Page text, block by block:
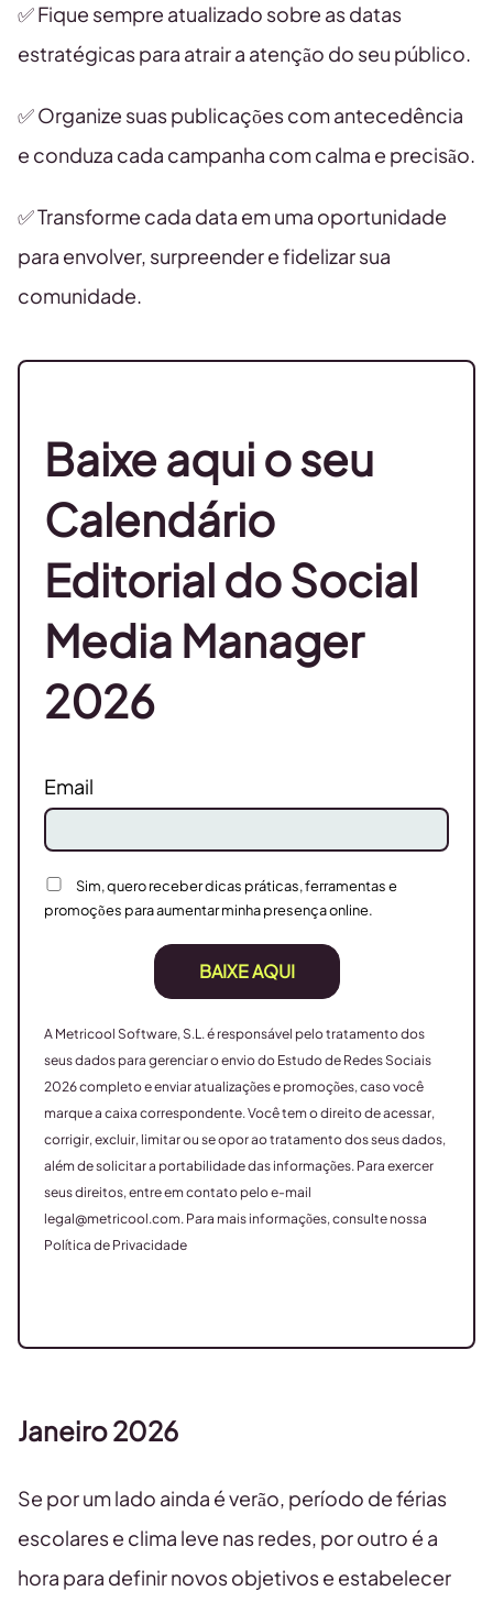
✅ Fique sempre atualizado sobre as datas
estratégicas para atrair a atenção do seu público.
✅ Organize suas publicações com antecedência
e conduza cada campanha com calma e precisão.
✅ Transforme cada data em uma oportunidade
para envolver, surpreender e fidelizar sua
comunidade.
Baixe aqui o seu
Calendário
Editorial do Social
Media Manager
2026
Email
Sim, quero receber dicas práticas, ferramentas e
promoções para aumentar minha presença online.
BAIXE AQUI
A Metricool Software, S.L. é responsável pelo tratamento dos
seus dados para gerenciar o envio do Estudo de Redes Sociais
2026 completo e enviar atualizações e promoções, caso você
marque a caixa correspondente. Você tem o direito de acessar,
corrigir, excluir, limitar ou se opor ao tratamento dos seus dados,
além de solicitar a portabilidade das informações. Para exercer
seus direitos, entre em contato pelo e-mail
legal@metricool.com. Para mais informações, consulte nossa
Política de Privacidade
Janeiro2026
Se por um lado ainda é verão, período de férias
escolares e clima leve nas redes, por outro é a
hora para definir novos objetivos e estabelecer